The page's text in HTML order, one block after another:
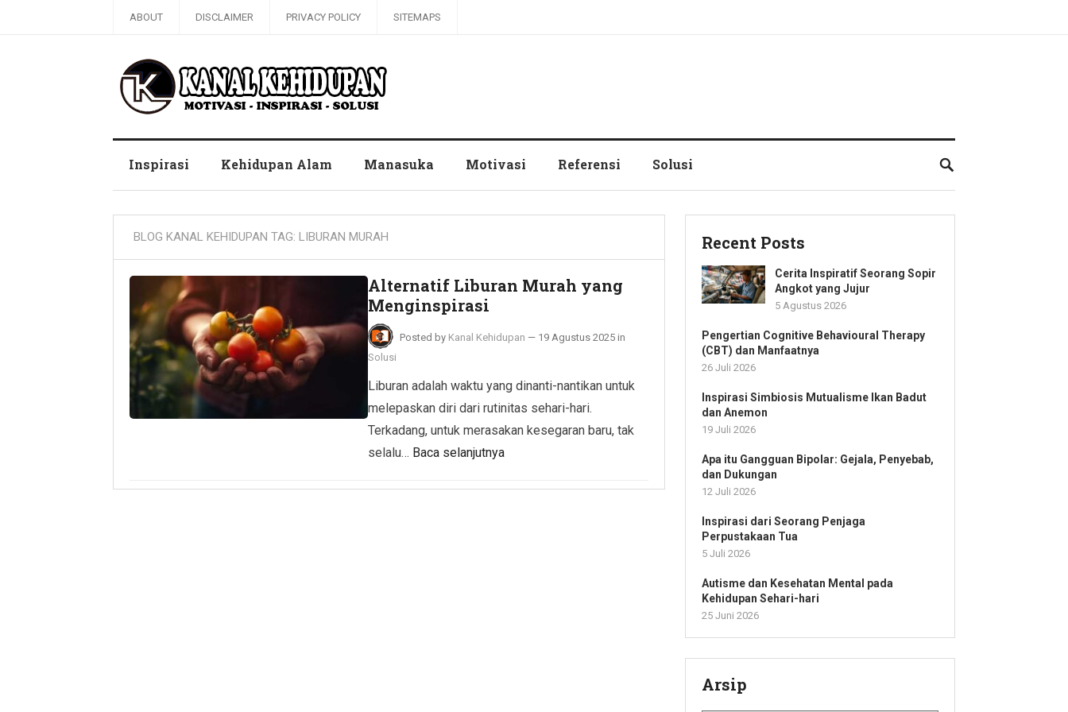
ABOUT DISCLAIMER PRIVACY POLICY SITEMAPS
Inspirasi Kehidupan Alam Manasuka Motivasi Referensi Solusi
BLOG KANAL KEHIDUPAN TAG: LIBURAN MURAH
Alternatif Liburan Murah yang
Menginspirasi
Posted by Kanal Kehidupan — 19 Agustus 2025 in
Solusi
Liburan adalah waktu yang dinanti-nantikan untuk
melepaskan diri dari rutinitas sehari-hari.
Terkadang, untuk merasakan kesegaran baru, tak
selalu… Baca selanjutnya
Recent Posts
Cerita Inspiratif Seorang Sopir
Angkot yang Jujur
5 Agustus 2026
Pengertian Cognitive Behavioural Therapy
(CBT) dan Manfaatnya
26 Juli 2026
Inspirasi Simbiosis Mutualisme Ikan Badut
dan Anemon
19 Juli 2026
Apa itu Gangguan Bipolar: Gejala, Penyebab,
dan Dukungan
12 Juli 2026
Inspirasi dari Seorang Penjaga
Perpustakaan Tua
5 Juli 2026
Autisme dan Kesehatan Mental pada
Kehidupan Sehari-hari
25 Juni 2026
Arsip